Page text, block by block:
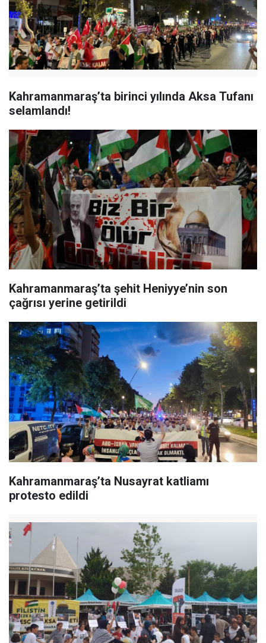
Kahramanmaraş’ta birinci yılında Aksa Tufanı
selamlandı!
Kahramanmaraş’ta şehit Heniyye’nin son
çağrısı yerine getirildi
Kahramanmaraş’ta Nusayrat katliamı
protesto edildi